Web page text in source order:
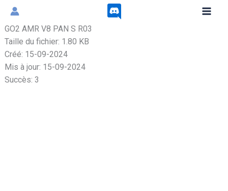
Aller
contenu
GO2 AMR V8 PAN S R03
Taille du fichier: 1.80 KB
Créé: 15-09-2024
Mis à jour: 15-09-2024
Succès: 3